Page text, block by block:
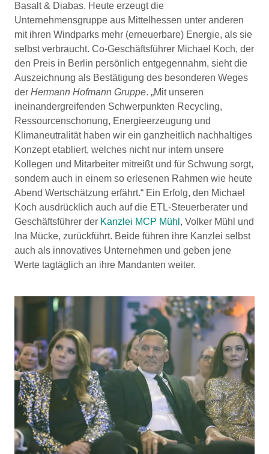
Basalt & Diabas. Heute erzeugt die
Unternehmensgruppe aus Mittelhessen unter anderen
mit ihren Windparks mehr (erneuerbare) Energie, als sie
selbst verbraucht. Co-Geschäftsführer Michael Koch, der
den Preis in Berlin persönlich entgegennahm, sieht die
Auszeichnung als Bestätigung des besonderen Weges
der Hermann Hofmann Gruppe. „Mit unseren
ineinandergreifenden Schwerpunkten Recycling,
Ressourcenschonung, Energieerzeugung und
Klimaneutralität haben wir ein ganzheitlich nachhaltiges
Konzept etabliert, welches nicht nur intern unsere
Kollegen und Mitarbeiter mitreißt und für Schwung sorgt,
sondern auch in einem so erlesenen Rahmen wie heute
Abend Wertschätzung erfährt.“ Ein Erfolg, den Michael
Koch ausdrücklich auch auf die ETL-Steuerberater und
Geschäftsführer der Kanzlei MCP Mühl , Volker Mühl und
Ina Mücke, zurückführt. Beide führen ihre Kanzlei selbst
auch als innovatives Unternehmen und geben jene
Werte tagtäglich an ihre Mandanten weiter.